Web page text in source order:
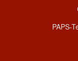
PAPS-